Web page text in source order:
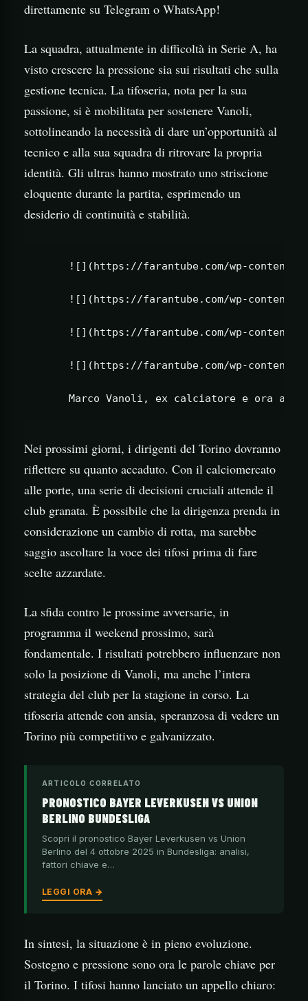
direttamente su Telegram o WhatsApp!
La squadra, attualmente in difficoltà in Serie A, ha
visto crescere la pressione sia sui risultati che sulla
gestione tecnica. La tifoseria, nota per la sua
passione, si è mobilitata per sostenere Vanoli,
sottolineando la necessità di dare un’opportunità al
tecnico e alla sua squadra di ritrovare la propria
identità. Gli ultras hanno mostrato uno striscione
eloquente durante la partita, esprimendo un
desiderio di continuità e stabilità.
![](https://farantube.com/wp-content/
![](https://farantube.com/wp-content/
![](https://farantube.com/wp-content/
![](https://farantube.com/wp-content/
Nei prossimi giorni, i dirigenti del Torino dovranno
riflettere su quanto accaduto. Con il calciomercato
alle porte, una serie di decisioni cruciali attende il
club granata. È possibile che la dirigenza prenda in
considerazione un cambio di rotta, ma sarebbe
saggio ascoltare la voce dei tifosi prima di fare
scelte azzardate.
La sfida contro le prossime avversarie, in
programma il weekend prossimo, sarà
fondamentale. I risultati potrebbero influenzare non
solo la posizione di Vanoli, ma anche l’intera
strategia del club per la stagione in corso. La
tifoseria attende con ansia, speranzosa di vedere un
Torino più competitivo e galvanizzato.
ARTICOLO CORRELATO
PRONOSTICO BAYER LEVERKUSEN VS UNION
BERLINO BUNDESLIGA
Scopri il pronostico Bayer Leverkusen vs Union
Berlino del 4 ottobre 2025 in Bundesliga: analisi,
fattori chiave e…
LEGGI ORA →
In sintesi, la situazione è in pieno evoluzione.
Sostegno e pressione sono ora le parole chiave per
il Torino. I tifosi hanno lanciato un appello chiaro: